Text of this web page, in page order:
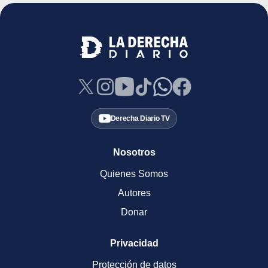
Derecha Diario TV
Nosotros
Quienes Somos
Autores
Donar
Privacidad
Protección de datos